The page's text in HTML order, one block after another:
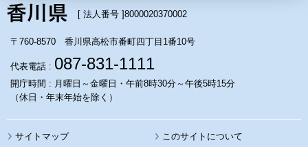
[ 法人番号 ]8000020370002
〒760-8570 香川県高松市番町四丁目1番10号
代表電話 : 087-831-1111
開庁時間 : 月曜日～金曜日・午前8時30分～午後5時15分
（休日・年末年始を除く）
サイトマップ このサイトについて